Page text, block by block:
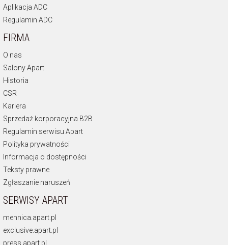
Aplikacja ADC
Regulamin ADC
FIRMA
O nas
Salony Apart
Historia
CSR
Kariera
Sprzedaż korporacyjna B2B
Regulamin serwisu Apart
Polityka prywatności
Informacja o dostępności
Teksty prawne
Zgłaszanie naruszeń
SERWISY APART
mennica.apart.pl
exclusive.apart.pl
press.apart.pl